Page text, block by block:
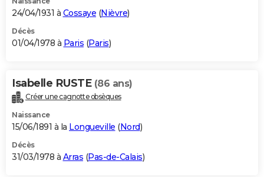
24/04/1931 à Cossaye (Nièvre)
Décès
01/04/1978 à Paris (Paris)
Isabelle RUSTE (86 ans)
Créer une cagnotte obsèques
Naissance
15/06/1891 à la Longueville (Nord)
Décès
31/03/1978 à Arras (Pas-de-Calais)